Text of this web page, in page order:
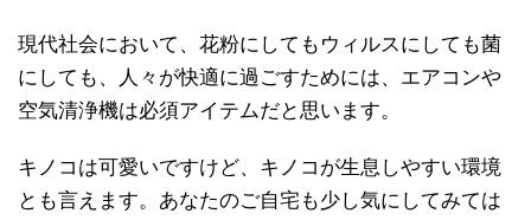
現代社会において、花粉にしてもウィルスにしても菌
にしても、人々が快適に過ごすためには、エアコンや
空気清浄機は必須アイテムだと思います。
キノコは可愛いですけど、キノコが生息しやすい環境
とも言えます。あなたのご自宅も少し気にしてみては